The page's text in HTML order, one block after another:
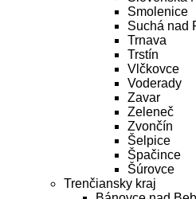
Smolenice
Suchá nad
Trnava
Trstín
Vlčkovce
Voderady
Zavar
Zeleneč
Zvončín
Šelpice
Špačince
Šúrovce
Trenčiansky kraj